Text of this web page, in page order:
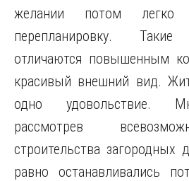
желании потом легко
перепланировку.
отличаются повышенным
красивый внешний вид.
одно удовольствие.
рассмотрев
строительства загородных
равно останавливались